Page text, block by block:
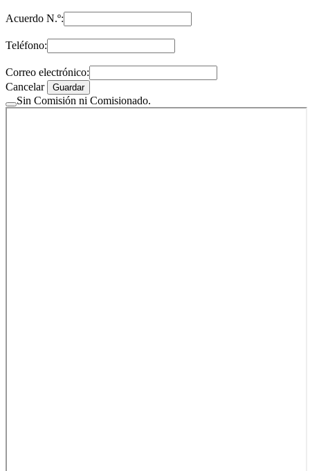
Acuerdo N.º:
Teléfono:
Correo electrónico:
Cancelar
Guardar
Sin Comisión ni Comisionado.